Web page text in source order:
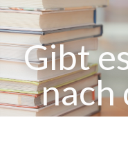
Gibt
nach